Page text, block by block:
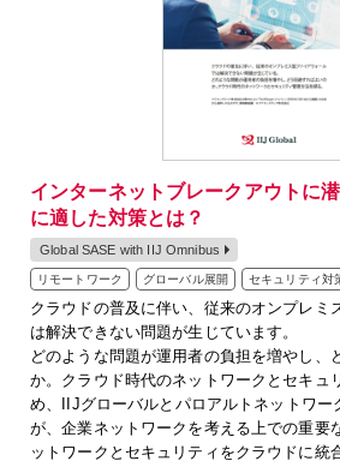
インターネットブレークアウトに
に適した対策とは？
Global SASE with IIJ Omnibus
リモートワーク グローバル展開 セキュリティ対
クラウドの普及に伴い、従来のオンプレミ
は解決できない問題が生じています。
どのような問題が運用者の負担を増やし、
か。クラウド時代のネットワークとセキュ
め、IIJグローバルとパロアルトネットワー
が、企業ネットワークを考える上での重要
ットワークとセキュリティをクラウドに統